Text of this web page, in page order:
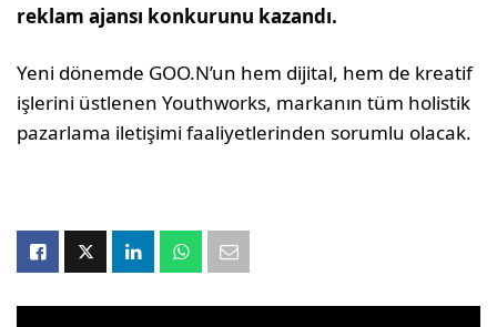
reklam ajansı konkurunu kazandı.
Yeni dönemde GOO.N’un hem dijital, hem de kreatif
işlerini üstlenen Youthworks, markanın tüm holistik
pazarlama iletişimi faaliyetlerinden sorumlu olacak.